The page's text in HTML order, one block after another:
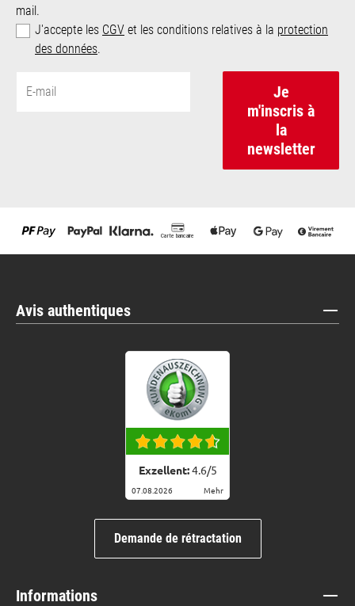
mail.
J'accepte les CGV et les conditions relatives à la protection
des données.
Je
m'inscris à
la
newsletter
Avis authentiques
Exzellent:4.6/5
07.08.2026 Mehr
Demande de rétractation
Informations